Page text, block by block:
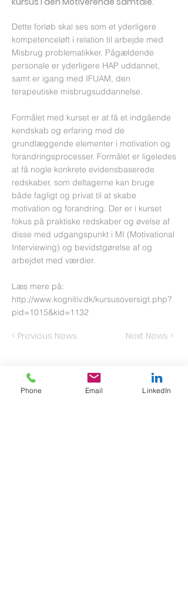
Dette forløb skal ses som et yderligere
kompetenceløft i relation til arbejde med
Misbrug problematikker. Pågældende
personale er yderligere HAP uddannet,
samt er igang med IFUAM, den
terapeutiske misbrugsuddannelse.
Formålet med kurset er at få et indgående
kendskab og erfaring med de
grundlæggende elementer i motivation og
forandringsprocesser. Formålet er ligeledes
at få nogle konkrete evidensbaserede
redskaber, som deltagerne kan bruge
både fagligt og privat til at skabe
motivation og forandring. Der er i kurset
fokus på praktiske redskaber og øvelse af
disse med udgangspunkt i MI (Motivational
Interviewing) og bevidstgørelse af og
arbejdet med værdier.
Læs mere på:
http://www.kognitiv.dk/kursusoversigt.php?
pid=1015&kid=1132
< Previous News Next News >
Phone Email LinkedIn